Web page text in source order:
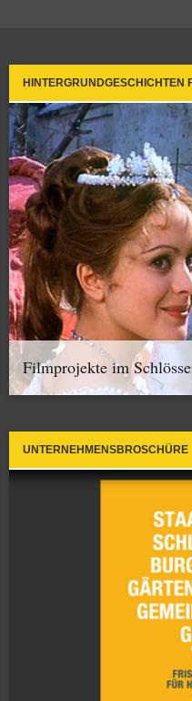
HINTERGRUNDGESCHICHTEN
Filmprojekte im
UNTERNEHMENSBROSCHÜRE